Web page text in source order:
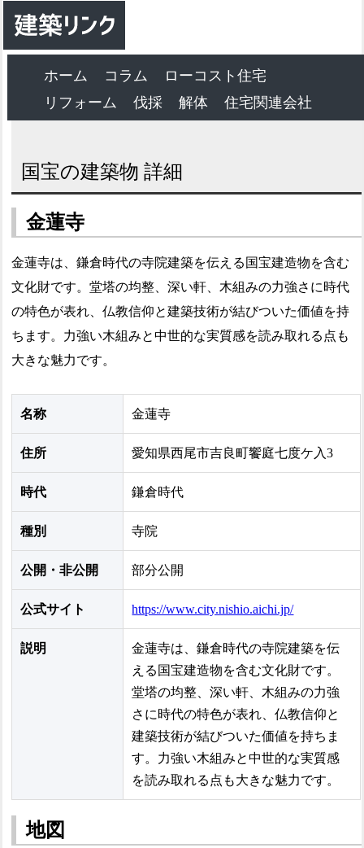
ホーム コラム
ローコスト住宅
リフォーム
伐採 解体 住宅関連会社
国宝の建築物 詳細
金蓮寺
金蓮寺は、鎌倉時代の寺院建築を伝える国宝建造物を含む
文化財です。堂塔の均整、深い軒、木組みの力強さに時代
の特色が表れ、仏教信仰と建築技術が結びついた価値を持
ちます。力強い木組みと中世的な実質感を読み取れる点も
大きな魅力です。
名称 金蓮寺
住所 愛知県西尾市吉良町饗庭七度ケ入3
時代 鎌倉時代
種別 寺院
公開・非公開 部分公開
公式サイト https://www.city.nishio.aichi.jp/
説明
金蓮寺は、鎌倉時代の寺院建築を伝
える国宝建造物を含む文化財です。
堂塔の均整、深い軒、木組みの力強
さに時代の特色が表れ、仏教信仰と
建築技術が結びついた価値を持ちま
す。力強い木組みと中世的な実質感
を読み取れる点も大きな魅力です。
地図